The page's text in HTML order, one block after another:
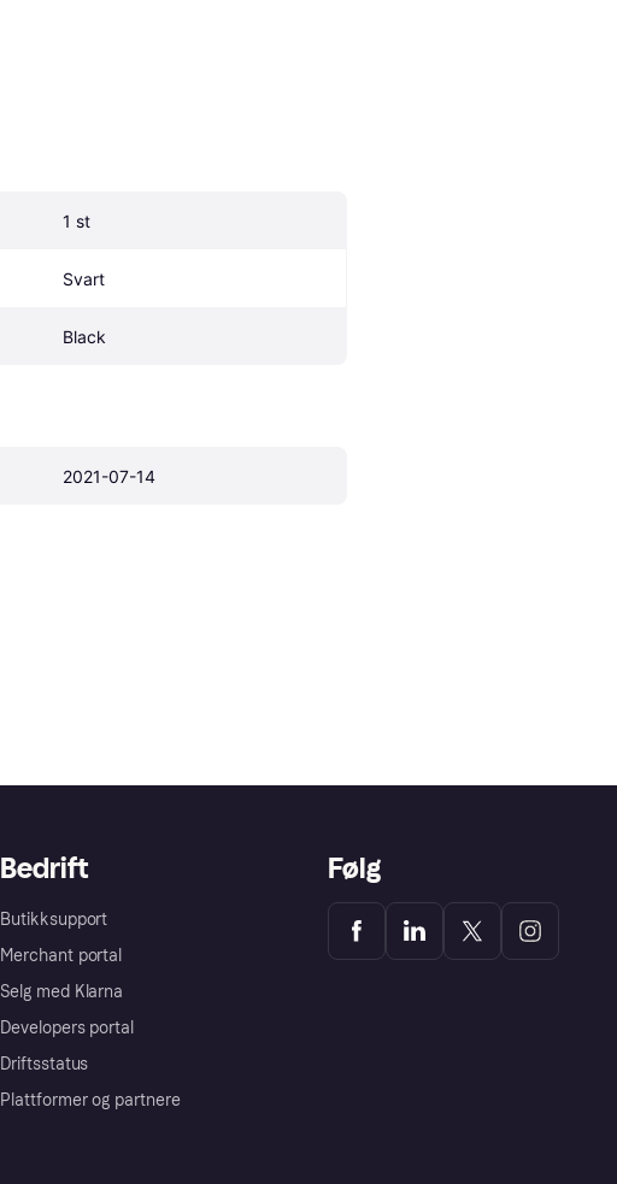
1 st
Svart
Black
2021-07-14
Bedrift
Butikksupport
Merchant portal
Selg med Klarna
Developers portal
Driftsstatus
Plattformer og partnere
Følg